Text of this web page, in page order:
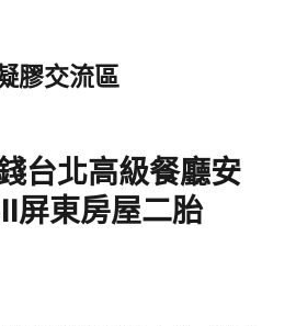
膠交流區
台北高級餐廳安
東房屋二胎